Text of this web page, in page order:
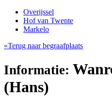
Overijssel
Hof van Twente
Markelo
«Terug naar begraafplaats
Informatie:
(Hans)